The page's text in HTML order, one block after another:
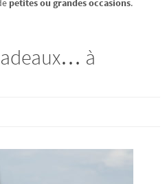
petites ou grandes occasions.
à